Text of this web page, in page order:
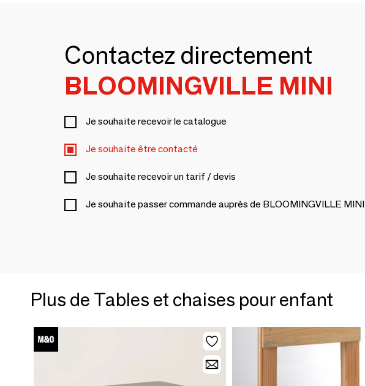
Contactez directement
BLOOMINGVILLE MINI
Je souhaite recevoir le catalogue
Je souhaite être contacté
Je souhaite recevoir un tarif / devis
Je souhaite passer commande auprès de BLOOMINGVILLE MINI
Plus de Tables et chaises pour enfant